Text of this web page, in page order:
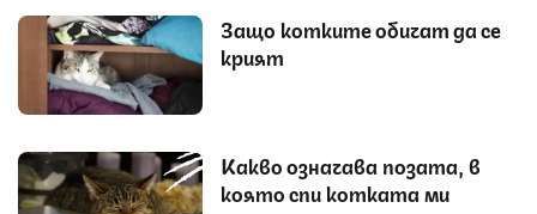
Защо котките обичат да се
крият
Какво означава позата, в
която спи котката ми